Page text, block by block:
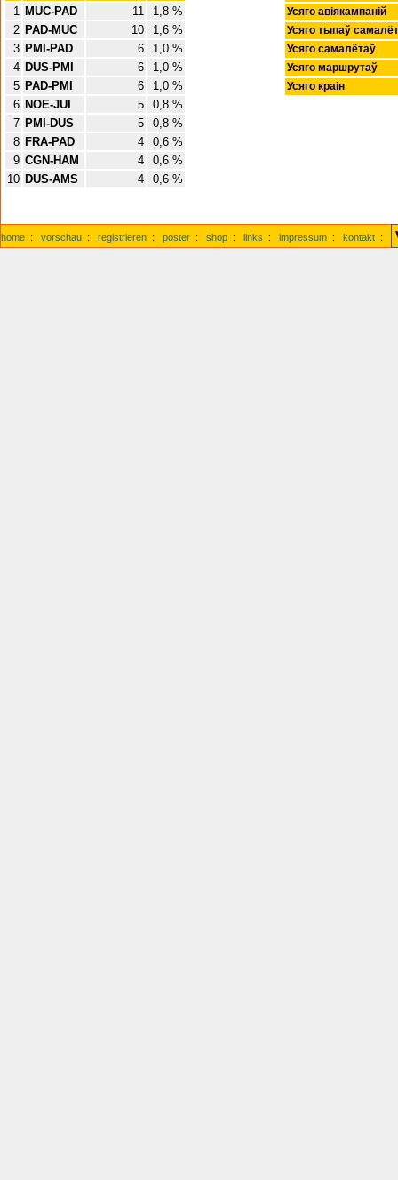
1 MUC-PAD 11
1,8 %
2 PAD-MUC 10
1,6 %
3 PMI-PAD 6
1,0 %
4 DUS-PMI 6
1,0 %
5 PAD-PMI 6
1,0 %
6 NOE-JUI 5
0,8 %
7 PMI-DUS 5
0,8 %
8 FRA-PAD 4
0,6 %
9 CGN-HAM 4
0,6 %
10 DUS-AMS 4 0,6 %
Усяго авіякампаній
Усяго тыпаў
Усяго самалётаў
Усяго маршрутаў
Усяго краін
home : vorschau : registrieren : poster : shop : links : impressum : kontakt :